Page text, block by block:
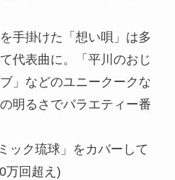
手掛けた「想い唄」は多
代表曲に。「平川のおじ
」などのユニークークな
明るさでバラエティー番
ック琉球」をカバーして
万回超え)